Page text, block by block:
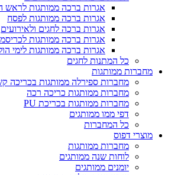
אגרות ברכה ממותגות לראש
אגרות ברכה ממותגות לפסח
אגרות ברכה לחגים ולאירועים
אגרות ברכה ממותגות
אגרות ברכה ממותגות לימי
כל המתנות לחגים
מחברות ממותגות
מחברות ספירלה ממותגות בכריכה
מחברות ממותגות כריכה רכה
מחברות ממותגות בכריכת PU
דפי ממו ממותגים
כל המחברות
מוצרי דפוס
מחברות ממותגות
לוחות שנה ממותגים
יומנים ממותגים